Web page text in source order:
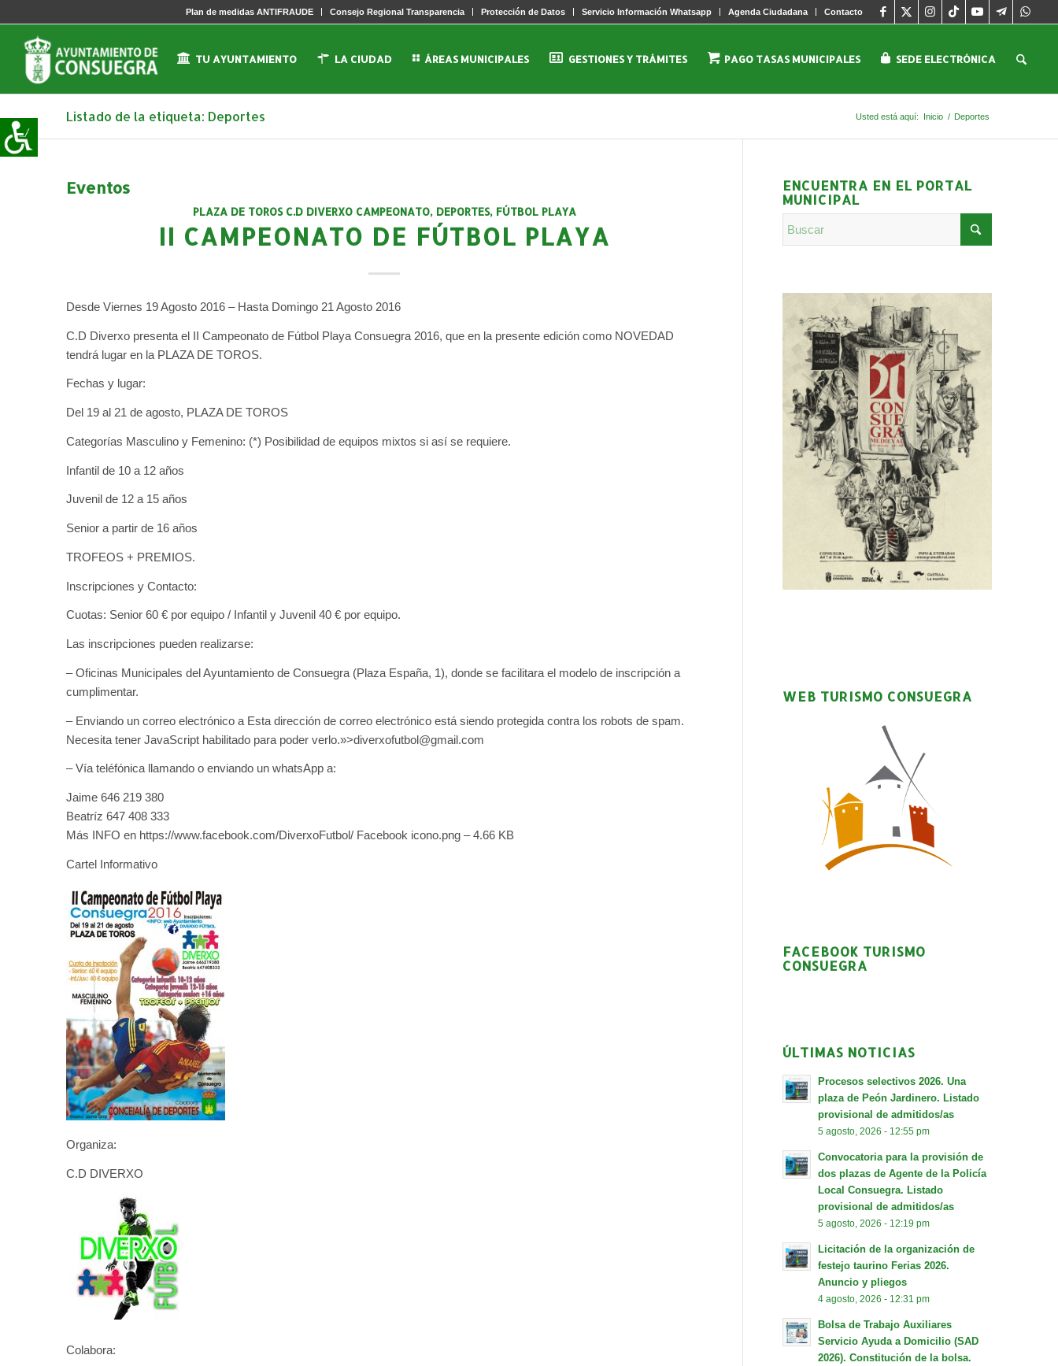
Plan de medidas ANTIFRAUDE Consejo Regional Transparencia Protección de Datos Servicio Información Whatsapp Agenda Ciudadana Contacto
TU AYUNTAMIENTO LA CIUDAD ÁREAS MUNICIPALES GESTIONES Y TRÁMITES PAGO TASAS MUNICIPALES SEDE ELECTRÓNICA
Listado de la etiqueta: Deportes Usted está aquí: Inicio / Deportes
Eventos
PLAZA DE TOROS C.D DIVERXO CAMPEONATO, DEPORTES, FÚTBOL PLAYA
II CAMPEONATO DE FÚTBOL PLAYA
Desde Viernes 19 Agosto 2016 – Hasta Domingo 21 Agosto 2016
C.D Diverxo presenta el II Campeonato de Fútbol Playa Consuegra 2016, que en la presente edición como NOVEDAD
tendrá lugar en la PLAZA DE TOROS.
Fechas y lugar:
Del 19 al 21 de agosto, PLAZA DE TOROS
Categorías Masculino y Femenino: (*) Posibilidad de equipos mixtos si así se requiere.
Infantil de 10 a 12 años
Juvenil de 12 a 15 años
Senior a partir de 16 años
TROFEOS + PREMIOS.
Inscripciones y Contacto:
Cuotas: Senior 60 € por equipo / Infantil y Juvenil 40 € por equipo.
Las inscripciones pueden realizarse:
– Oficinas Municipales del Ayuntamiento de Consuegra (Plaza España, 1), donde se facilitara el modelo de inscripción a
cumplimentar.
– Enviando un correo electrónico a Esta dirección de correo electrónico está siendo protegida contra los robots de spam.
Necesita tener JavaScript habilitado para poder verlo.»>diverxofutbol@gmail.com
– Vía teléfónica llamando o enviando un whatsApp a:
Jaime 646 219 380
Beatríz 647 408 333
Más INFO en https://www.facebook.com/DiverxoFutbol/ Facebook icono.png – 4.66 KB
Cartel Informativo
Organiza:
C.D DIVERXO
Colabora:
ENCUENTRA EN EL PORTAL
MUNICIPAL
WEB TURISMO CONSUEGRA
FACEBOOK TURISMO
CONSUEGRA
ÚLTIMAS NOTICIAS
Procesos selectivos 2026. Una
plaza de Peón Jardinero. Listado
provisional de admitidos/as
5 agosto, 2026 - 12:55 pm
Convocatoria para la provisión de
dos plazas de Agente de la Policía
Local Consuegra. Listado
provisional de admitidos/as
5 agosto, 2026 - 12:19 pm
Licitación de la organización de
festejo taurino Ferias 2026.
Anuncio y pliegos
4 agosto, 2026 - 12:31 pm
Bolsa de Trabajo Auxiliares
Servicio Ayuda a Domicilio (SAD
2026). Constitución de la bolsa.